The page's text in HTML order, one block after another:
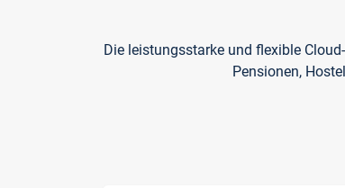
Die leistungsstarke und flexible
Pensionen,